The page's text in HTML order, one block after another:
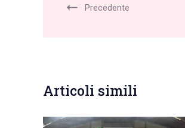
Precedente
Articoli simili